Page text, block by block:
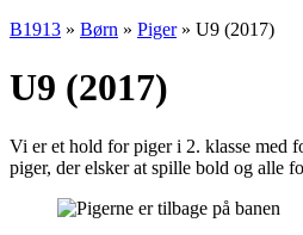
B1913 » Børn » Piger» U9 (2017)
U9 (2017)
Vi er et hold for piger i 2. klasse med
piger, der elsker at spille bold og alle